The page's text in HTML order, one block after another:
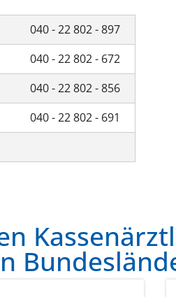
040 - 22 802 - 897
040 - 22 802 - 672
040 - 22 802 - 856
040 - 22 802 - 691